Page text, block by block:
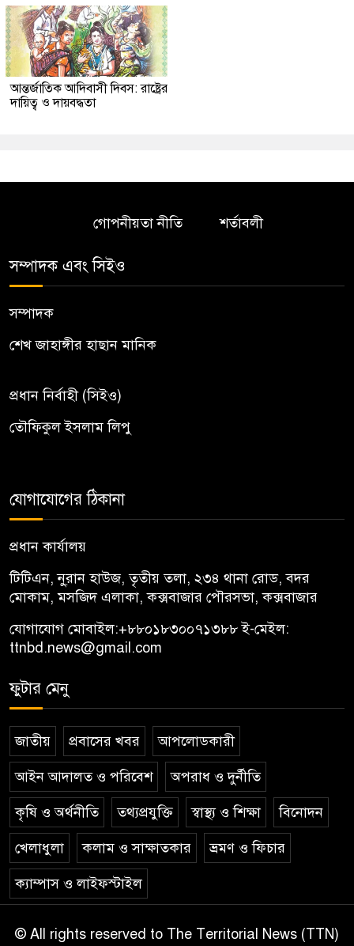
আন্তর্জাতিক আদিবাসী দিবস: রাষ্ট্রের
দায়িত্ব ও দায়বদ্ধতা
গোপনীয়তা নীতি শর্তাবলী
সম্পাদক এবং সিইও
সম্পাদক
শেখ জাহাঙ্গীর হাছান মানিক
প্রধান নির্বাহী (সিইও)
তৌফিকুল ইসলাম লিপু
যোগাযোগের ঠিকানা
প্রধান কার্যালয়
টিটিএন, নু্রান হাউজ, তৃতীয় তলা, ২৩৪ থানা রোড, বদর
মোকাম, মসজিদ এলাকা, কক্সবাজার পৌরসভা, কক্সবাজার
যোগাযোগ মোবাইল:+৮৮০১৮৩০০৭১৩৮৮ই-মেইল:
ttnbd.news@gmail.com
ফুটার মেনু
জাতীয় প্রবাসের খবর আপলোডকারী
আইন আদালত ও পরিবেশ অপরাধ ও দুর্নীতি
কৃষি ও অর্থনীতি তথ্যপ্রযুক্তি স্বাস্থ্য ও শিক্ষা বিনোদন
খেলাধুলা কলাম ও সাক্ষাতকার ভ্রমণ ও ফিচার
ক্যাম্পাস ও লাইফস্টাইল
© All rights reserved to The Territorial News (TTN)